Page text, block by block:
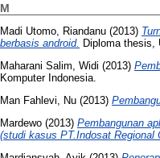
M
Madi Utomo, Riandanu (2013)
berbasis android. Diploma thesis,
Maharani Salim, Widi (2013)
Komputer Indonesia.
Man Fahlevi, Nu (2013)
Mardewo (2013) Pembangunan
(studi kasus PT.Indosat Regional